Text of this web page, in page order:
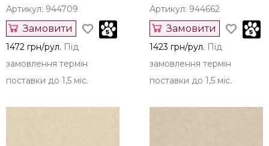
Артикул: 944709
Замовити
1472 грн/рул. Під
замовлення термін
поставки до 1,5 міс.
Артикул: 944662
Замовити
1423 грн/рул. Під
замовлення термін
поставки до 1,5 міс.